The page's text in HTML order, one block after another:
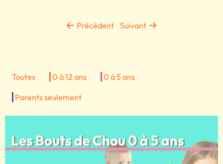
Précédent Suivant
Toutes 0 à 12 ans 0 à 5 ans
Parents seulement
Les Bouts de Chou 0 à 5 ans